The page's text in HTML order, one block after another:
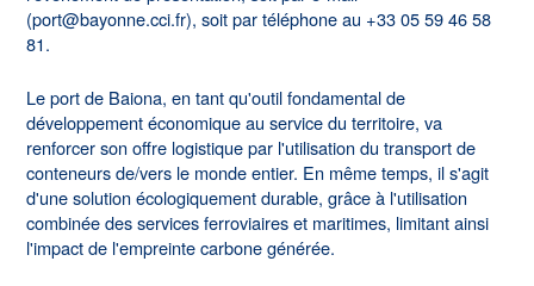
(port@bayonne.cci.fr), soit par téléphone au +33 05 59 46 58
81.
Le port de Baiona, en tant qu'outil fondamental de
développement économique au service du territoire, va
renforcer son offre logistique par l'utilisation du transport de
conteneurs de/vers le monde entier. En même temps, il s'agit
d'une solution écologiquement durable, grâce à l'utilisation
combinée des services ferroviaires et maritimes, limitant ainsi
l'impact de l'empreinte carbone générée.